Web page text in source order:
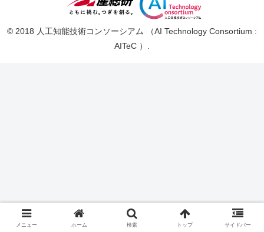
© 2018 人工知能技術コンソーシアム （AI Technology Consortium :
AITeC ）.
メニュー ホーム 検索 トップ サイドバー